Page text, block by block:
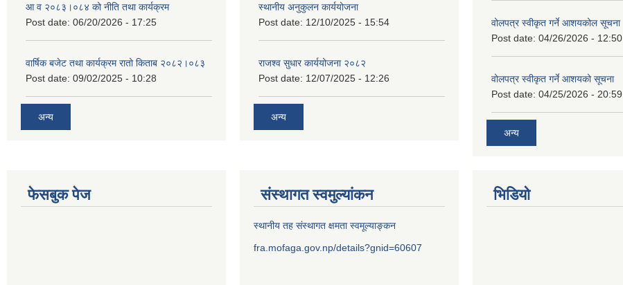
आ व २०८३।०८४ को नीति तथा कार्यक्रम
Post date: 06/20/2026 - 17:25
वार्षिक बजेट तथा कार्यक्रम रातो किताब २०८२।०८३
Post date: 09/02/2025 - 10:28
अन्य
स्थानीय अनुकुलन कार्ययोजना
Post date: 12/10/2025 - 15:54
राजश्व सुधार कार्ययोजना २०८२
Post date: 12/07/2025 - 12:26
अन्य
वोलपत्र स्वीकृत गर्ने आशयकोल सूचना
Post date: 04/26/2026 - 12:50
वोलपत्र स्वीकृत गर्ने आशयको सूचना
Post date: 04/25/2026 - 20:59
अन्य
फेसबुक पेज संस्थागत स्वमुल्यांकन
स्थानीय तह संस्थागत क्षमता स्वमूल्याङ्कन
fra.mofaga.gov.np/details?gnid=60607
भिडियो